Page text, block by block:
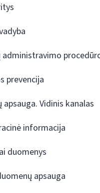
administravimo
prevencija
apsauga. Vidinis kanalas
informacija
duomenys
apsauga